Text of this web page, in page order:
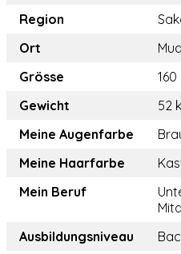
Region
Ort
Grösse
Gewicht
52
Meine Augenfarbe
Meine Haarfarbe
Mein Beruf
Ausbildungsniveau